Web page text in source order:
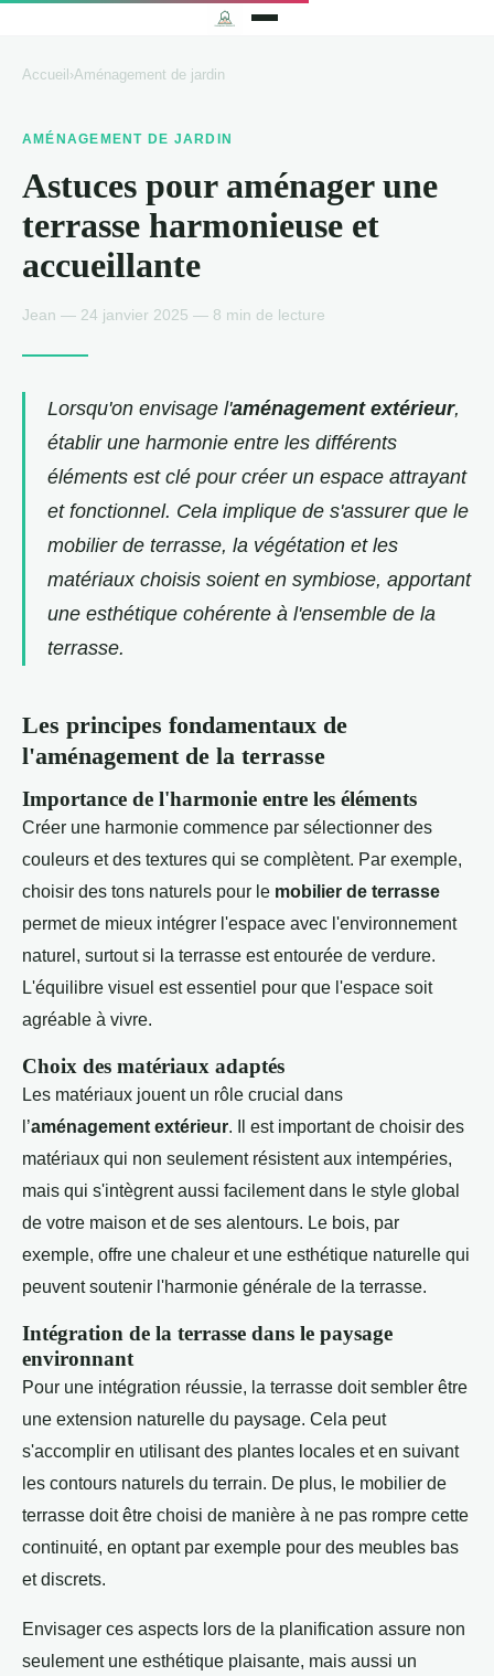
Accueil ›Aménagement de jardin
AMÉNAGEMENT DE JARDIN
Astuces pour aménager une
terrasse harmonieuse et
accueillante
Jean — 24 janvier 2025 — 8 min de lecture
Lorsqu'on envisage l'aménagement extérieur,
établir une harmonie entre les différents
éléments est clé pour créer un espace attrayant
et fonctionnel. Cela implique de s'assurer que le
mobilier de terrasse, la végétation et les
matériaux choisis soient en symbiose, apportant
une esthétique cohérente à l'ensemble de la
terrasse.
Les principes fondamentaux de
l'aménagement de la terrasse
Importance de l'harmonie entre les éléments
Créer une harmonie commence par sélectionner des
couleurs et des textures qui se complètent. Par exemple,
choisir des tons naturels pour le mobilier de terrasse
permet de mieux intégrer l'espace avec l'environnement
naturel, surtout si la terrasse est entourée de verdure.
L'équilibre visuel est essentiel pour que l'espace soit
agréable à vivre.
Choix des matériaux adaptés
Les matériaux jouent un rôle crucial dans
l’aménagement extérieur . Il est important de choisir des
matériaux qui non seulement résistent aux intempéries,
mais qui s'intègrent aussi facilement dans le style global
de votre maison et de ses alentours. Le bois, par
exemple, offre une chaleur et une esthétique naturelle qui
peuvent soutenir l'harmonie générale de la terrasse.
Intégration de la terrasse dans le paysage
environnant
Pour une intégration réussie, la terrasse doit sembler être
une extension naturelle du paysage. Cela peut
s'accomplir en utilisant des plantes locales et en suivant
les contours naturels du terrain. De plus, le mobilier de
terrasse doit être choisi de manière à ne pas rompre cette
continuité, en optant par exemple pour des meubles bas
et discrets.
Envisager ces aspects lors de la planification assure non
seulement une esthétique plaisante, mais aussi un